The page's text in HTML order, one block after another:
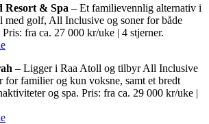
Resort & Spa – Et familievennlig alternativ i
golf, All Inclusive og soner for både
fra ca. 27 000 kr/uke | 4 stjerner.
– Ligger i Raa Atoll og tilbyr All Inclusive
for familier og kun voksne, samt et bredt
og spa. Pris: fra ca. 29 000 kr/uke |